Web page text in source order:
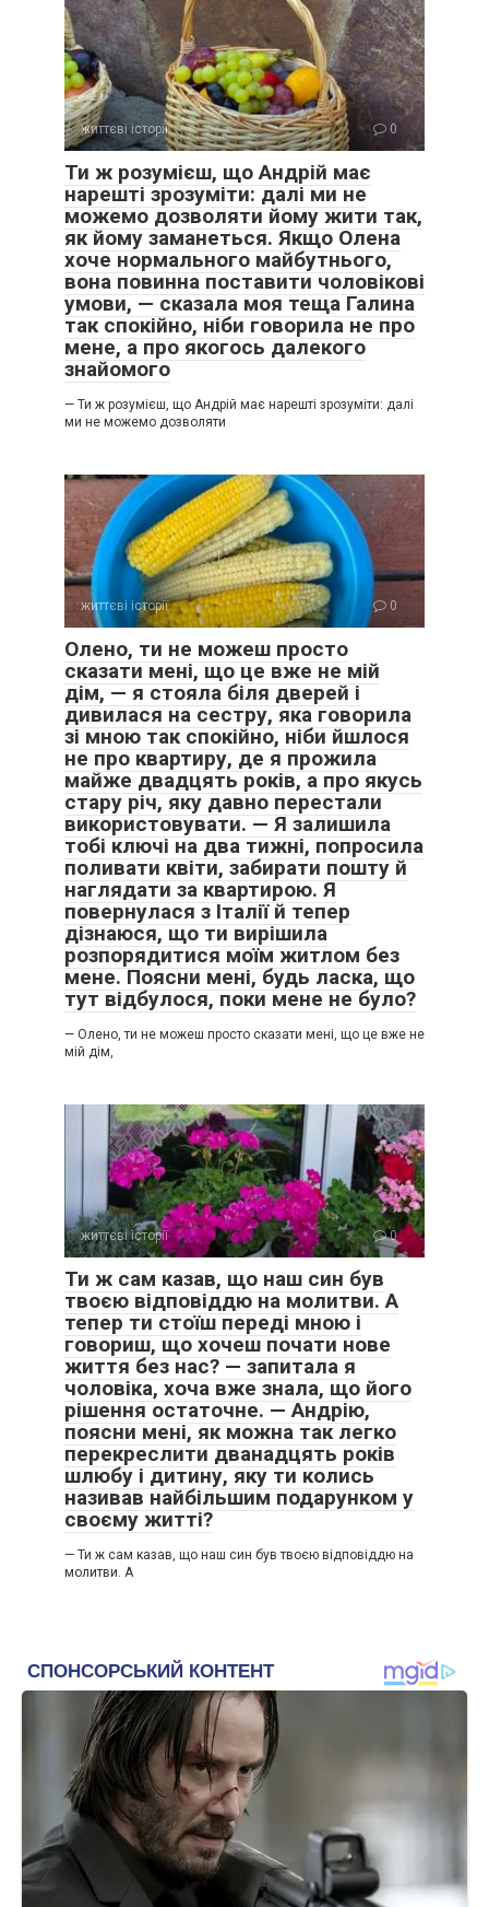
життєві історії 0
Ти ж розумієш, що Андрій має
нарешті зрозуміти: далі ми не
можемо дозволяти йому жити так,
як йому заманеться. Якщо Олена
хоче нормального майбутнього,
вона повинна поставити чоловікові
умови, — сказала моя теща Галина
так спокійно, ніби говорила не про
мене, а про якогось далекого
знайомого
— Ти ж розумієш, що Андрій має нарешті зрозуміти: далі
ми не можемо дозволяти
життєві історії 0
Олено, ти не можеш просто
сказати мені, що це вже не мій
дім, — я стояла біля дверей і
дивилася на сестру, яка говорила
зі мною так спокійно, ніби йшлося
не про квартиру, де я прожила
майже двадцять років, а про якусь
стару річ, яку давно перестали
використовувати. — Я залишила
тобі ключі на два тижні, попросила
поливати квіти, забирати пошту й
наглядати за квартирою. Я
повернулася з Італії й тепер
дізнаюся, що ти вирішила
розпорядитися моїм житлом без
мене. Поясни мені, будь ласка, що
тут відбулося, поки мене не було?
— Олено, ти не можеш просто сказати мені, що це вже не
мій дім,
життєві історії 0
Ти ж сам казав, що наш син був
твоєю відповіддю на молитви. А
тепер ти стоїш переді мною і
говориш, що хочеш почати нове
життя без нас? — запитала я
чоловіка, хоча вже знала, що його
рішення остаточне. — Андрію,
поясни мені, як можна так легко
перекреслити дванадцять років
шлюбу і дитину, яку ти колись
називав найбільшим подарунком у
своєму житті?
— Ти ж сам казав, що наш син був твоєю відповіддю на
молитви. А